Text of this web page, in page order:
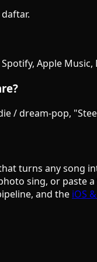
Apple Music,
/ dream-pop,
turns any song
sing, or paste
and the iOS